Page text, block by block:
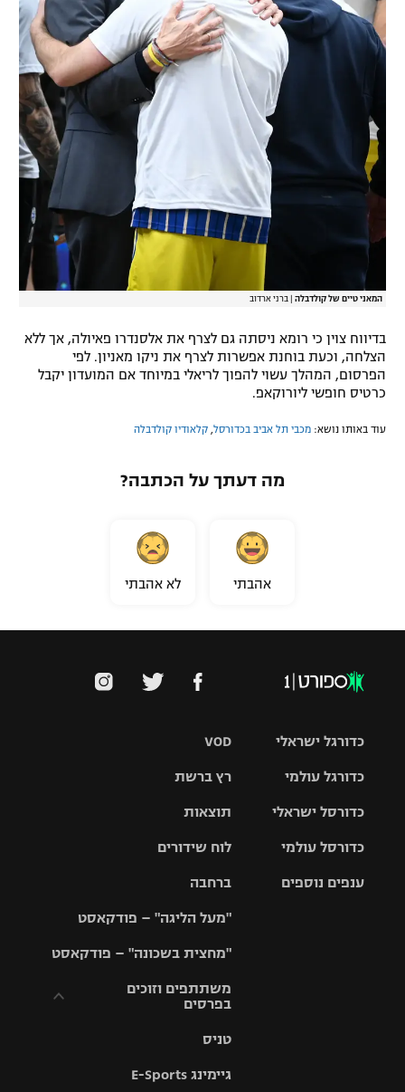
תגיות
המגזין
המאני טיים של קולדבלה ברני ארדוב
בדיווח צוין כי רומא ניסתה גם לצרף את אלסנדרו פאיולה, אך ללא
הצלחה, וכעת בוחנת אפשרות לצרף את ניקו מאניון. לפי
הפרסום, המהלך עשוי להפוך לריאלי במיוחד אם המועדון יקבל
כרטיס חופשי ליורוקאפ.
עוד באותו נושא: מכבי תל אביב בכדורסל קלאודיו קולדבלה
מה דעתך על הכתבה?
אהבתי לא אהבתי
VOD
רץ ברשת
תוצאות
לוח שידורים
ברחבה
"מעל הליגה" – פודקאסט
"מחצית בשכונה" – פודקאסט
משתתפים וזוכים
בפרסים
וזוכים בפרסים
טניס
גיימינג E-Sports
כדורגל ישראלי
גביע הטוטו
כדורגל עולמי
האלופות
ליגה
כדורסל ישראלי
סל
כדורסל עולמי
ענפים נוספים